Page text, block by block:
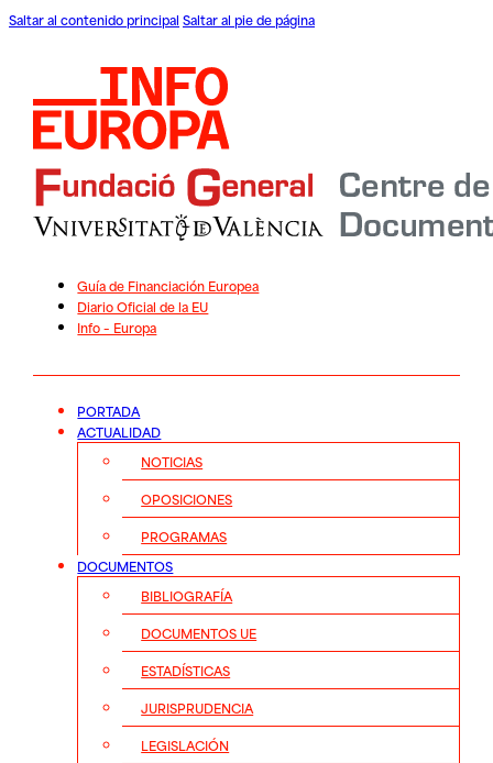
Saltar al contenido principal Saltar al pie de página
Guía de Financiación Europea
Diario Oficial de la EU
Info – Europa
PORTADA
ACTUALIDAD
NOTICIAS
OPOSICIONES
PROGRAMAS
DOCUMENTOS
BIBLIOGRAFÍA
DOCUMENTOS UE
ESTADÍSTICAS
JURISPRUDENCIA
LEGISLACIÓN